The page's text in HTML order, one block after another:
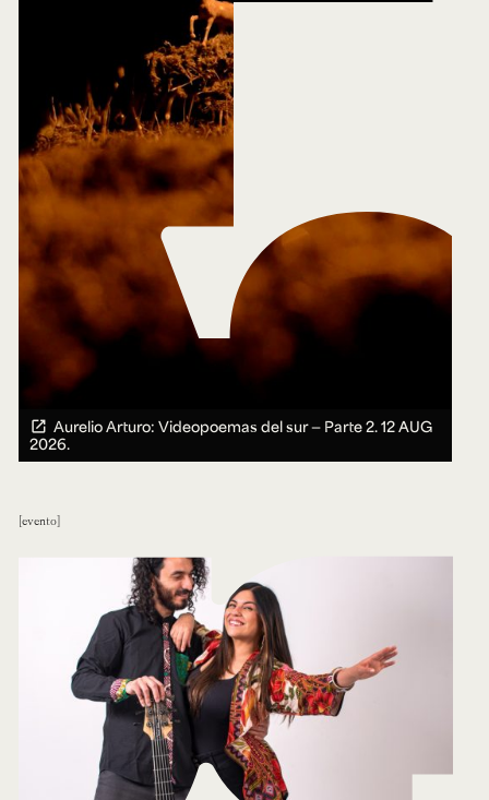
Aurelio Arturo: Videopoemas del sur — Parte 2.12 AUG
2026.
evento